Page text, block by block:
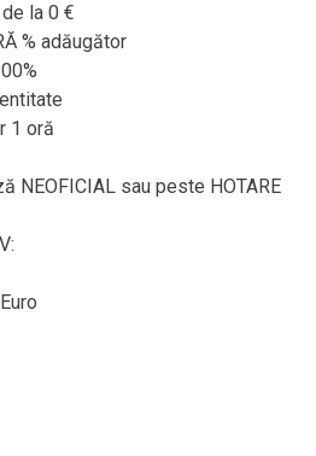
la 0 €
% adăugător
1 oră
NEOFICIAL sau peste HOTARE